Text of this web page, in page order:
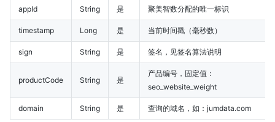
appId String 是 聚美智数分配的唯一标识
timestamp Long 是 当前时间戳（毫秒数）
sign String 是 签名，见签名算法说明
productCode String 是
产品编号，固定值：
seo_website_weight
domain String 是 查询的域名，如：jumdata.com